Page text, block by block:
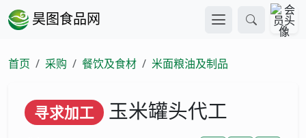
昊图食品网
首页 采购 餐饮及食材 米面粮油及制品
寻求加工 玉米罐头代工